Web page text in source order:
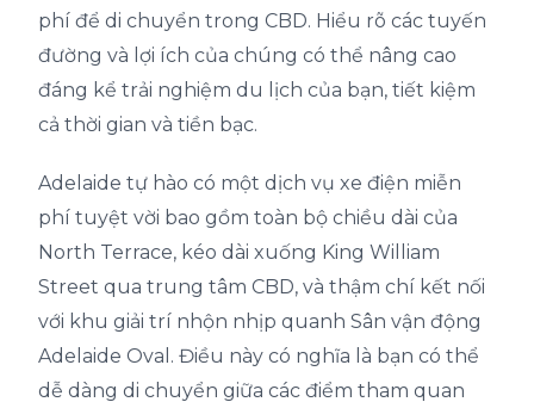
phí để di chuyển trong CBD. Hiểu rõ các tuyến
đường và lợi ích của chúng có thể nâng cao
đáng kể trải nghiệm du lịch của bạn, tiết kiệm
cả thời gian và tiền bạc.
Adelaide tự hào có một dịch vụ xe điện miễn
phí tuyệt vời bao gồm toàn bộ chiều dài của
North Terrace, kéo dài xuống King William
Street qua trung tâm CBD, và thậm chí kết nối
với khu giải trí nhộn nhịp quanh Sân vận động
Adelaide Oval. Điều này có nghĩa là bạn có thể
dễ dàng di chuyển giữa các điểm tham quan